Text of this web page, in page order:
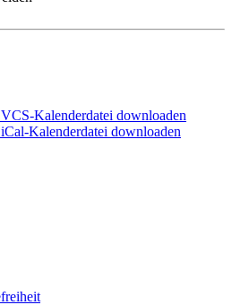
Kalenderdatei downloaden
Kalenderdatei downloaden